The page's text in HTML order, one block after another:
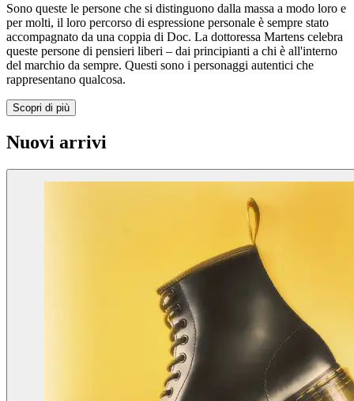
Sono queste le persone che si distinguono dalla massa a modo loro e
per molti, il loro percorso di espressione personale è sempre stato
accompagnato da una coppia di Doc. La dottoressa Martens celebra
queste persone di pensieri liberi – dai principianti a chi è all'interno
del marchio da sempre. Questi sono i personaggi autentici che
rappresentano qualcosa.
Scopri di più
Nuovi arrivi